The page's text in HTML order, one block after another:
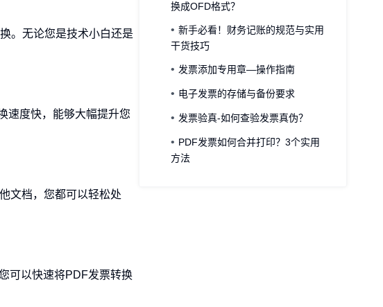
。无论您是技术小白还是
速度快，能够大幅提升您
文档，您都可以轻松处
可以快速将PDF发票转换
换成OFD格式？
新手必看！财务记账的规范与实用
干货技巧
发票添加专用章—操作指南
电子发票的存储与备份要求
发票验真-如何查验发票真伪？
PDF发票如何合并打印？3个实用
方法